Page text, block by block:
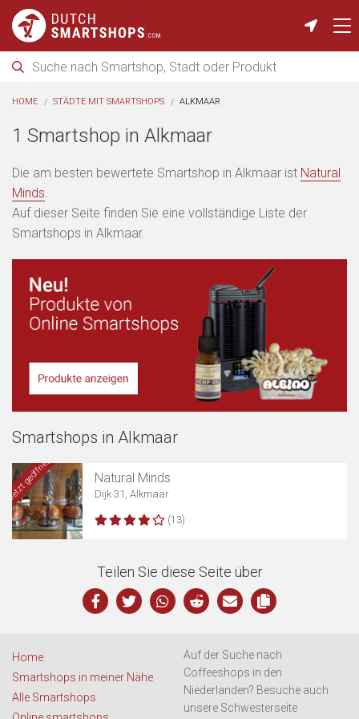
HOME STÄDTE MIT SMARTSHOPS ALKMAAR
1 Smartshop in Alkmaar
Die am besten bewertete Smartshop in Alkmaar ist Natural
Minds.
Auf dieser Seite finden Sie eine vollständige Liste der
Smartshops in Alkmaar.
Smartshops in Alkmaar
Jetzt geöffnet Natural Minds
Dijk 31, Alkmaar
(13)
Teilen Sie diese Seite über
Home
Smartshops in meiner Nähe
Alle Smartshops
Auf der Suche nach
Coffeeshops in den
Niederlanden? Besuche auch
unsere Schwesterseite